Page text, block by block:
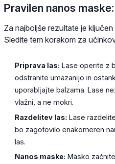
Pravilen nanos
Za najboljše rezultate je
Sledite tem korakom za
Priprava las: Lase operite z
odstranite umazanijo in
uporabljajte balzama. Lase
vlažni, a ne mokri.
Razdelitev las: Lase
bo zagotovilo enakomeren
las.
Nanos maske: Masko